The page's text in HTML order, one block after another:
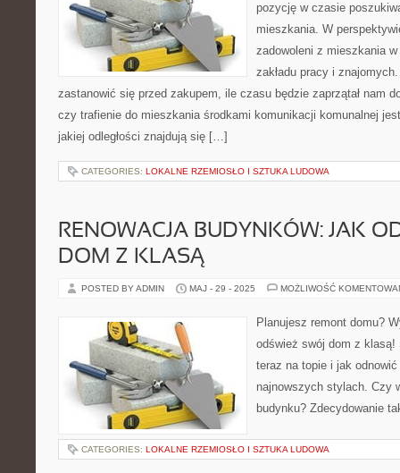
pozycję w czasie
mieszkania. W
zadowoleni z mieszkania
zakładu pracy i
zastanowić się przed zakupem, ile czasu będzie zaprzątał nam
czy trafienie do mieszkania środkami komunikacji komunalnej
jakiej odległości znajdują się […]
CATEGORIES: LOKALNE RZEMIOSŁO I SZTUKA LUDOWA
RENOWACJA BUDYNKÓW: JAK
DOM Z KLASĄ
POSTED BY ADMIN MAJ - 29 - 2025 MOŻLIWOŚĆ
Planujesz remont domu?
odśwież swój dom z klasą!
teraz na topie i jak
najnowszych stylach. Czy
budynku? Zdecydowanie
CATEGORIES: LOKALNE RZEMIOSŁO I SZTUKA LUDOWA